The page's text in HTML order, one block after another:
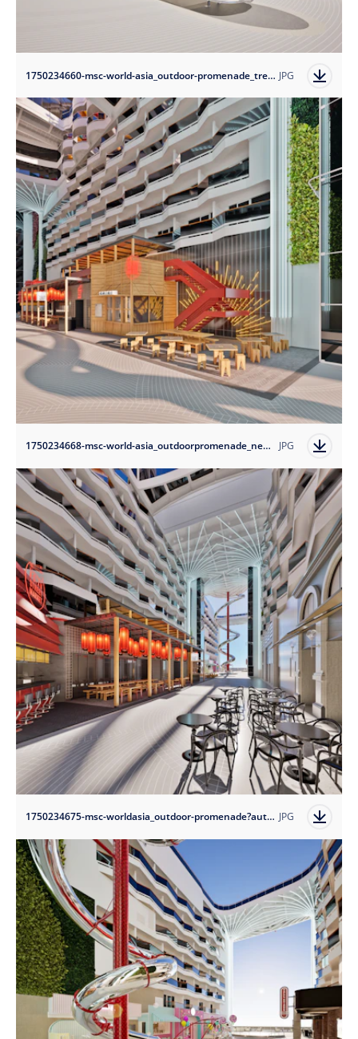
1750234660-msc-world-asia_outdoor-promenade_tree-of-life-the-spiral-dry-slide?auto=format JPG
1750234668-msc-world-asia_outdoorpromenade_new-pan-asian-restaurant?auto=format JPG
1750234675-msc-worldasia_outdoor-promenade?auto=format JPG